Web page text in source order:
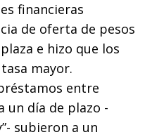
financieras
de oferta de pesos
e hizo que los
mayor.
entre
un día de plazo -
subieron a un